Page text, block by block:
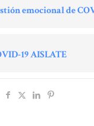
emocional de
19 AISLATE